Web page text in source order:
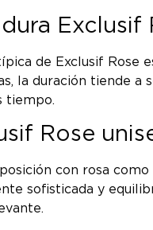
Exclusif
de Exclusif Rose
la duración tiende a
tiempo.
Rose
con rosa
sofisticada y